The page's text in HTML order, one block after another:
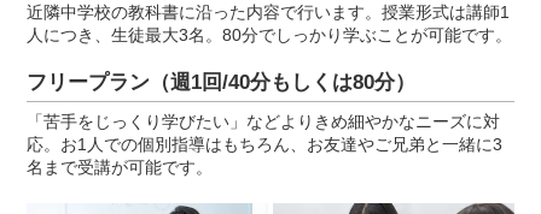
近隣中学校の教科書に沿った内容で行います。授業形式は講師1
人につき、生徒最大3名。80分でしっかり学ぶことが可能です。
フリープラン（週1回/40分もしくは80分）
「苦手をじっくり学びたい」などよりきめ細やかなニーズに対
応。お1人での個別指導はもちろん、お友達やご兄弟と一緒に3
名まで受講が可能です。